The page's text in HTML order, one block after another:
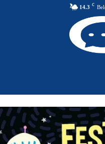
14.3 C